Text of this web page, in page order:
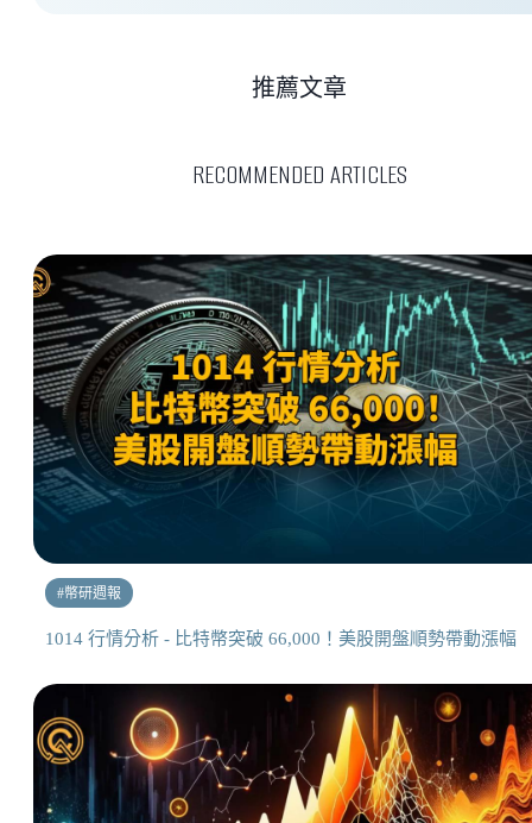
RECOMMENDED ARTICLES
推薦文章
#幣研週報
1014 行情分析 - 比特幣突破 66,000！美股開盤順勢帶動漲幅